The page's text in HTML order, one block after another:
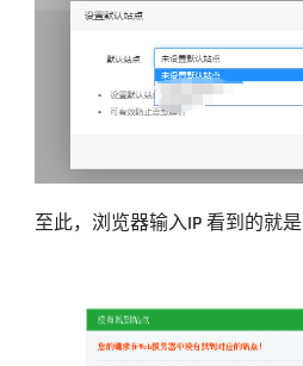
至此，浏览器输入IP 看到的就是